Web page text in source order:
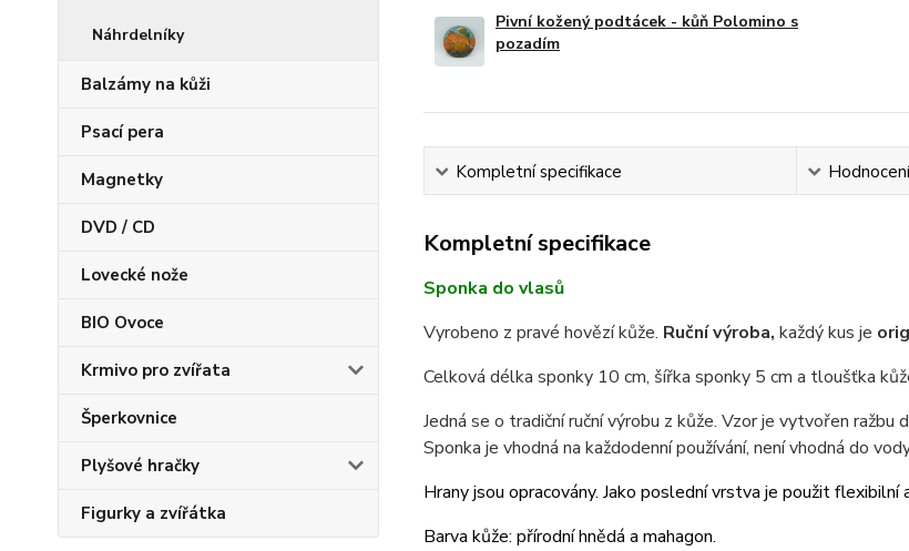
Náhrdelníky
Balzámy na kůži
Psací pera
Magnetky
DVD / CD
Lovecké nože
BIO Ovoce
Krmivo pro zvířata
Šperkovnice
Plyšové hračky
Figurky a zvířátka
Pivní kožený podtácek - kůň Polomino s
pozadím
Kompletní specifikace
Kompletní specifikace
Sponka do vlasů
Vyrobeno z pravé hovězí kůže. Ruční výroba, každý kus je
Celková délka sponky 10 cm, šířka sponky 5 cm a tloušťka
Jedná se o tradiční ruční výrobu z kůže. Vzor je vytvořen
Sponka je vhodná na každodenní používání, není vhodná do
Hrany jsou opracovány. Jako poslední vrstva je použit
Barva kůže: přírodní hnědá a mahagon.